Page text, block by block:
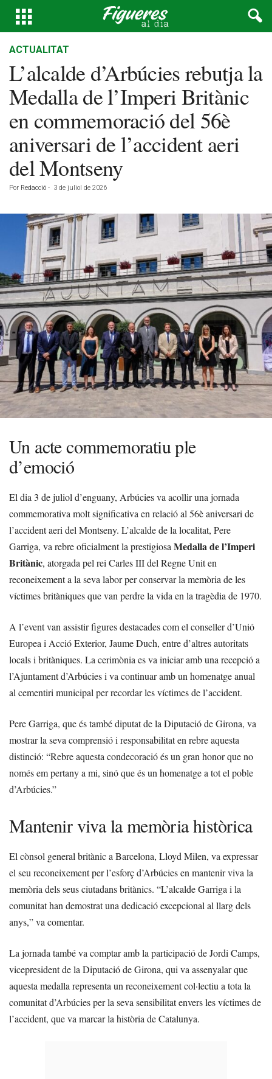
ACTUALITAT
L’alcalde d’Arbúcies rebutja la
Medalla de l’Imperi Britànic
en commemoració del 56è
aniversari de l’accident aeri
del Montseny
Por Redacció - 3 de juliol de 2026
Un acte commemoratiu ple
d’emoció
El dia 3 de juliol d’enguany, Arbúcies va acollir una jornada
commemorativa molt significativa en relació al 56è aniversari de
l’accident aeri del Montseny. L’alcalde de la localitat, Pere
Garriga, va rebre oficialment la prestigiosa Medalla de l’Imperi
Britànic, atorgada pel rei Carles III del Regne Unit en
reconeixement a la seva labor per conservar la memòria de les
víctimes britàniques que van perdre la vida en la tragèdia de 1970.
A l’event van assistir figures destacades com el conseller d’Unió
Europea i Acció Exterior, Jaume Duch, entre d’altres autoritats
locals i britàniques. La cerimònia es va iniciar amb una recepció a
l’Ajuntament d’Arbúcies i va continuar amb un homenatge anual
al cementiri municipal per recordar les víctimes de l’accident.
Pere Garriga, que és també diputat de la Diputació de Girona, va
mostrar la seva comprensió i responsabilitat en rebre aquesta
distinció: “Rebre aquesta condecoració és un gran honor que no
només em pertany a mi, sinó que és un homenatge a tot el poble
d’Arbúcies.”
Mantenir viva la memòria històrica
El cònsol general britànic a Barcelona, Lloyd Milen, va expressar
el seu reconeixement per l’esforç d’Arbúcies en mantenir viva la
memòria dels seus ciutadans britànics. “L’alcalde Garriga i la
comunitat han demostrat una dedicació excepcional al llarg dels
anys,” va comentar.
La jornada també va comptar amb la participació de Jordi Camps,
vicepresident de la Diputació de Girona, qui va assenyalar que
aquesta medalla representa un reconeixement col·lectiu a tota la
comunitat d’Arbúcies per la seva sensibilitat envers les víctimes de
l’accident, que va marcar la història de Catalunya.